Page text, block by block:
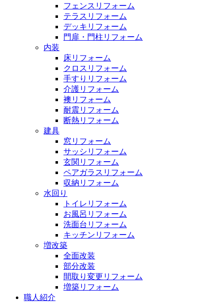
フェンスリフォーム
テラスリフォーム
デッキリフォーム
門扉・門柱リフォーム
内装
床リフォーム
クロスリフォーム
手すりリフォーム
介護リフォーム
襖リフォーム
耐震リフォーム
断熱リフォーム
建具
窓リフォーム
サッシリフォーム
玄関リフォーム
ペアガラスリフォーム
収納リフォーム
水回り
トイレリフォーム
お風呂リフォーム
洗面台リフォーム
キッチンリフォーム
増改築
全面改装
部分改装
間取り変更リフォーム
増築リフォーム
職人紹介